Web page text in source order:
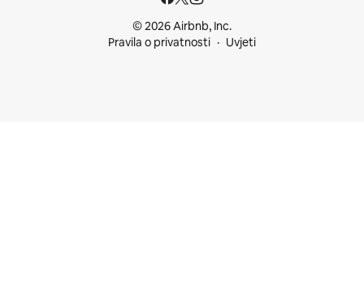
© 2026 Airbnb, Inc.
Pravila o privatnosti
Uvjeti